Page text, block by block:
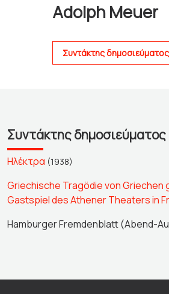
Adolph Meuer
Συντάκτης δημοσιεύματος
Συντάκτης δημοσιεύματος
Ηλέκτρα (1938)
Griechische Tragödie von Griechen
Gastspiel des Athener Theaters in
Hamburger Fremdenblatt (Abend-